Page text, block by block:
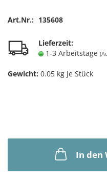
Art.Nr.: 135608
Lieferzeit:
1-3 Arbeitstage
Gewicht: 0.05 kg je Stück
In den